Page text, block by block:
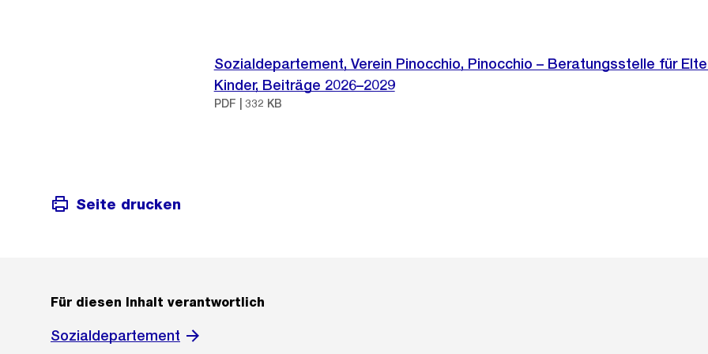
Sozialdepartement, Verein Pinocchio, Pinocchio – Beratungsstelle für
Kinder, Beiträge 2026–2029
PDF | 332 KB
Seite drucken
Für diesen Inhalt verantwortlich
Sozialdepartement